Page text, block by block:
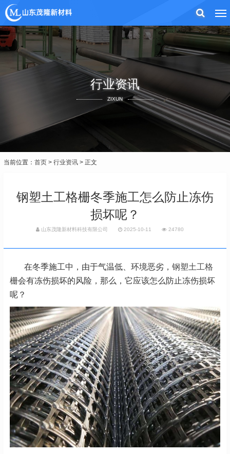
行业资讯
ZIXUN
当前位置： 首页 > 行业资讯 > 正文
钢塑土工格栅冬季施工怎么防止冻伤
损坏呢？
山东茂隆新材料科技有限公司 2025-10-11 24780
在冬季施工中，由于气温低、环境恶劣， 钢塑土工格
栅会有冻伤损坏的风险，那么，它应该怎么防止冻伤损坏
呢？